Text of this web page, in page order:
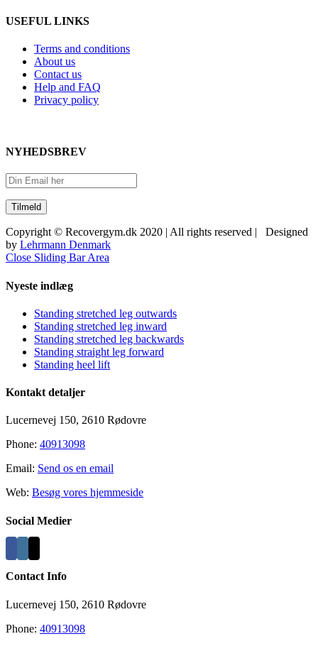
USEFUL LINKS
Terms and conditions
About us
Contact us
Help and FAQ
Privacy policy
NYHEDSBREV
Copyright © Recovergym.dk 2020 | All rights reserved | Designed
by Lehrmann Denmark
Close Sliding Bar Area
Nyeste indlæg
Standing stretched leg outwards
Standing stretched leg inward
Standing stretched leg backwards
Standing straight leg forward
Standing heel lift
Kontakt detaljer
Lucernevej 150, 2610 Rødovre
Phone: 40913098
Email: Send os en email
Web: Besøg vores hjemmeside
Social Medier
Contact Info
Lucernevej 150, 2610 Rødovre
Phone: 40913098